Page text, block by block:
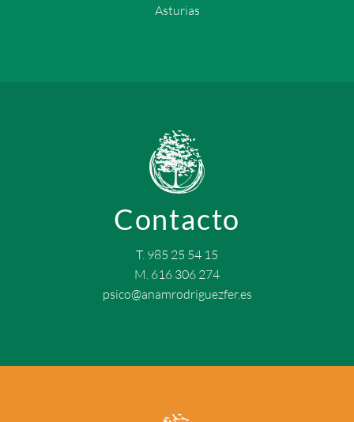
Asturias
Contacto
T. 985 25 54 15
M. 616 306 274
psico@anamrodriguezfer.es